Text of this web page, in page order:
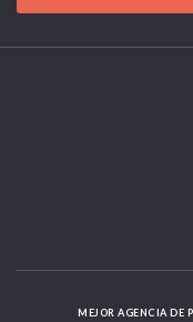
MEJOR AGENCIA DE